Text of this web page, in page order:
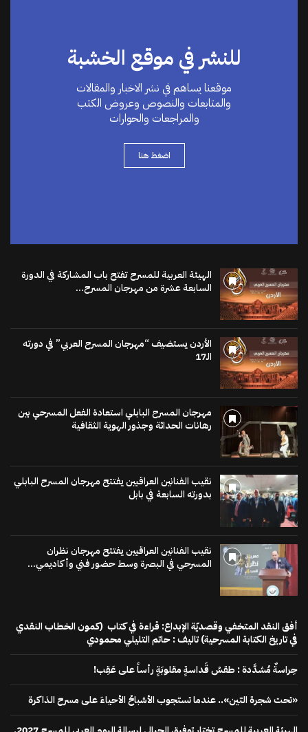
للنشر في موقع الخشبة
موقعنا يساهم في نشر الاخبار والمقالات
والمتابعات والنصوص وعروض الكتب
والمراجعات والحوارات
اضغط هنا
الهيئة العربية للمسرح تفتح باب المشاركة في الدورة
السابعة عشرة من مهرجان المسرح...
الأردن يستضيف “مهرجان المسرح العربي” في دورته
الـ17
مهرجان المسرح البابلي استعادة الفعل المسرحي بين
رهانات الحداثة وجذور الهوية الثقافية
نقيب الفنانين العراقيين يفتتح مهرجان المسرح البابلي
بدورته السابعة في بابل
نقيب الفنانين العراقيين يفتتح مهرجان نظران
المسرحي في البصرة وسط حضور فني وأكاديمي...
أفق النقد المتخفي وقصديّة الإبداع: قراءة في كتاب (كمون الخطاب النقدي
في تاريخ الكتابة المسرحية) تاليف : حاتم التليلي محمودي
حِراسةٌ مُشدَّدة : طقسُ قَداسةٍ مقلوبَةٍ رأساً على عَقِب!
«تحت شجرة التين».. عندما تستجوب الأشباحُ الأحياءَ على مسرح الذاكرة